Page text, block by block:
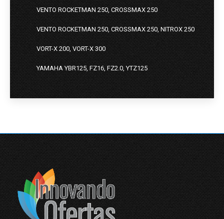
VENTO ROCKETMAN 250, CROSSMAX 250
VENTO ROCKETMAN 250, CROSSMAX 250, NITROX 250
VORT-X 200, VORT-X 300
YAMAHA YBR125, FZ16, FZ2.0, YTZ125